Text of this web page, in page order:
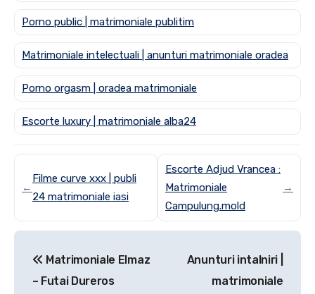
Porno public | matrimoniale publitim
Matrimoniale intelectuali | anunturi matrimoniale oradea
Porno orgasm | oradea matrimoniale
Escorte luxury | matrimoniale alba24
←
Filme curve xxx | publi
24 matrimoniale iasi
Escorte Adjud Vrancea :
Matrimoniale
Campulung.mold
→
navigation
Matrimoniale Elmaz
– Futai Dureros
Anunturi intalniri |
matrimoniale